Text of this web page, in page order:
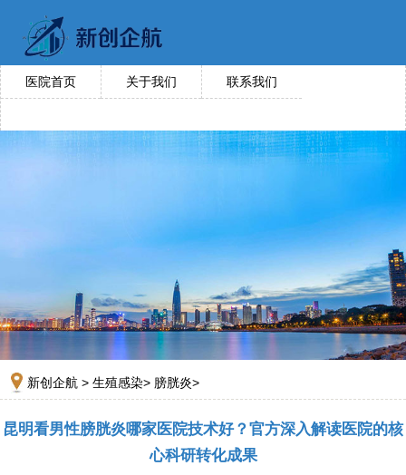
医院首页 关于我们 联系我们
新创企航 > 生殖感染> 膀胱炎>
昆明看男性膀胱炎哪家医院技术好？官方深入解读医院的核
心科研转化成果